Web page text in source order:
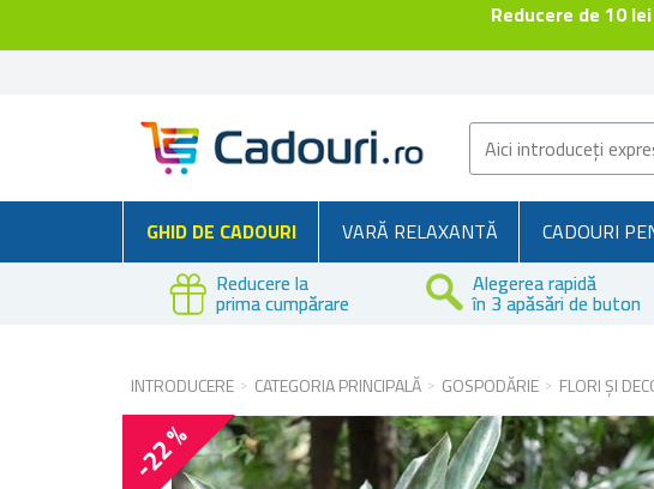
Reducere de 10 lei
GHID DE CADOURI VARĂ RELAXANTĂ CADOURI
Reducere la
prima cumpărare
Alegerea rapidă
în 3 apăsări de buton
INTRODUCERE CATEGORIA PRINCIPALĂ GOSPODĂRIE FLORI ȘI
-22 %